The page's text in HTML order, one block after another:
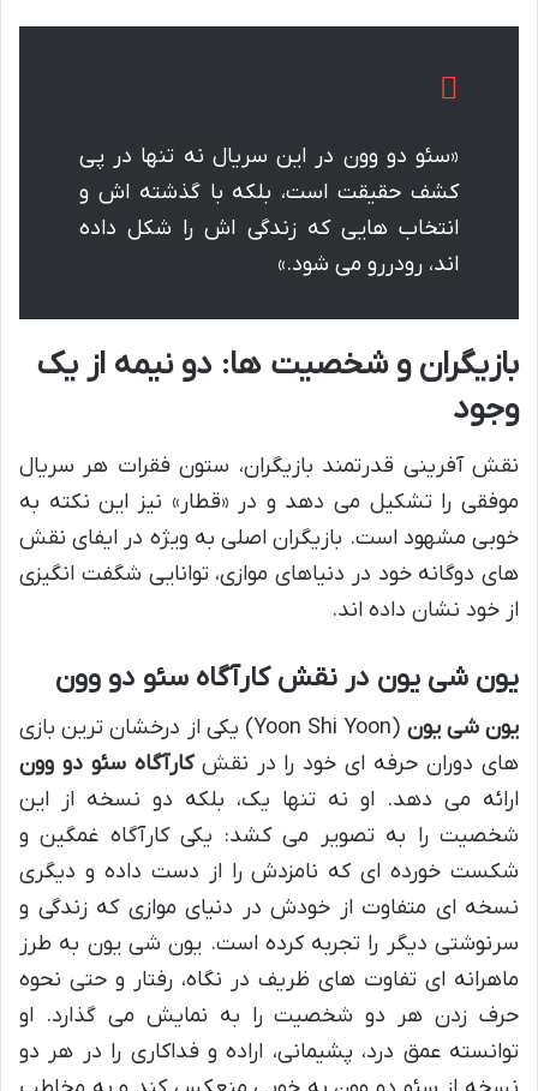
«سئو دو وون در این سریال نه تنها در پی
کشف حقیقت است، بلکه با گذشته اش و
انتخاب هایی که زندگی اش را شکل داده
اند، رودررو می شود.»
بازیگران و شخصیت ها: دو نیمه از یک
وجود
نقش آفرینی قدرتمند بازیگران، ستون فقرات هر سریال
موفقی را تشکیل می دهد و در «قطار» نیز این نکته به
خوبی مشهود است. بازیگران اصلی به ویژه در ایفای نقش
های دوگانه خود در دنیاهای موازی، توانایی شگفت انگیزی
از خود نشان داده اند.
یون شی یون در نقش کارآگاه سئو دو وون
یون شی یون
(Yoon Shi Yoon) یکی از درخشان ترین بازی
های دوران حرفه ای خود را در نقشکارآگاه سئو دو وون
ارائه می دهد. او نه تنها یک، بلکه دو نسخه از این
شخصیت را به تصویر می کشد: یکی کارآگاه غمگین و
شکست خورده ای که نامزدش را از دست داده و دیگری
نسخه ای متفاوت از خودش در دنیای موازی که زندگی و
سرنوشتی دیگر را تجربه کرده است. یون شی یون به طرز
ماهرانه ای تفاوت های ظریف در نگاه، رفتار و حتی نحوه
حرف زدن هر دو شخصیت را به نمایش می گذارد. او
توانسته عمق درد، پشیمانی، اراده و فداکاری را در هر دو